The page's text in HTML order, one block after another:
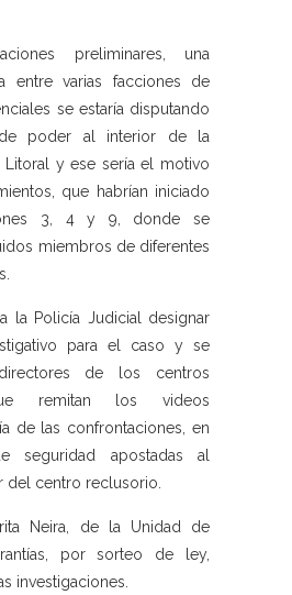
preliminares, una
entre varias facciones de
se estaría disputando
poder al interior de la
Litoral y ese sería el motivo
que habrían iniciado
3, 4 y 9, donde se
miembros de diferentes
la Policía Judicial designar
para el caso y se
de los centros
remitan los videos
de las confrontaciones, en
seguridad apostadas al
del centro reclusorio.
Neira, de la Unidad de
por sorteo de ley,
investigaciones.